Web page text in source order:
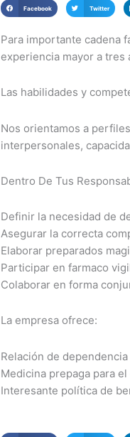
Facebook Twitter
Para importante cadena
experiencia mayor a tres
Las habilidades y
Nos orientamos a
interpersonales,
Dentro De Tus
Definir la necesidad de
Asegurar la correcta
Elaborar preparados
Participar en farmaco
Colaborar en forma
La empresa ofrece:
Relación de dependencia
Medicina prepaga para
Interesante política de